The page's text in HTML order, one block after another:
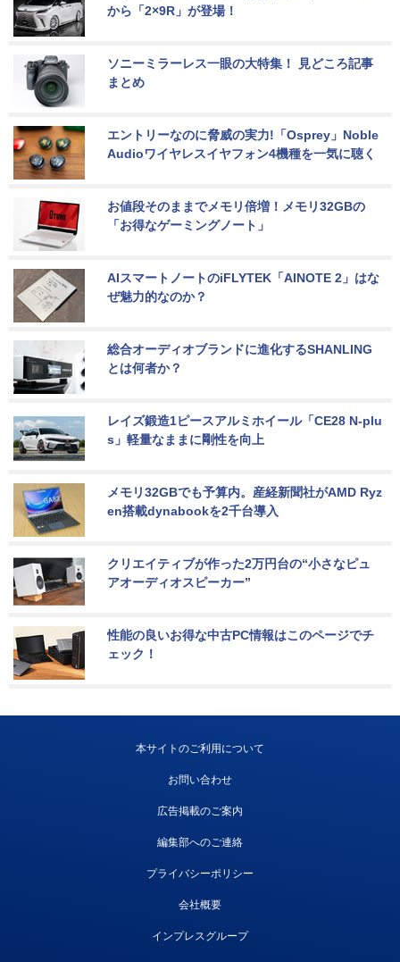
から「2×9R」が登場！
ソニーミラーレス一眼の大特集！ 見どころ記事
まとめ
エントリーなのに脅威の実力!「Osprey」Noble
Audioワイヤレスイヤフォン4機種を一気に聴く
お値段そのままでメモリ倍増！メモリ32GBの
「お得なゲーミングノート」
AIスマートノートのiFLYTEK「AINOTE 2」はな
ぜ魅力的なのか？
総合オーディオブランドに進化するSHANLING
とは何者か？
レイズ鍛造1ピースアルミホイール「CE28 N-plu
s」軽量なままに剛性を向上
メモリ32GBでも予算内。産経新聞社がAMD Ryz
en搭載dynabookを2千台導入
クリエイティブが作った2万円台の“小さなピュ
アオーディオスピーカー”
性能の良いお得な中古PC情報はこのページでチ
ェック！
本サイトのご利用について
お問い合わせ
広告掲載のご案内
編集部へのご連絡
プライバシーポリシー
会社概要
インプレスグループ